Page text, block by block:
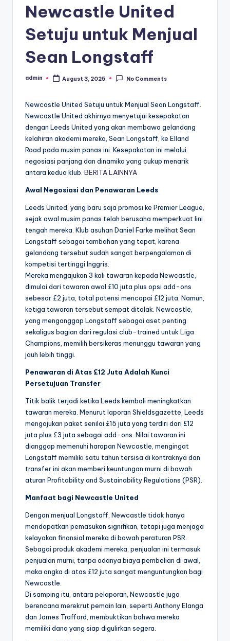
Newcastle United
Setuju untuk Menjual
Sean Longstaff
Posted
admin August 3, 2025 No Comments
Newcastle United Setuju untuk Menjual Sean Longstaff.
Newcastle United akhirnya menyetujui kesepakatan
dengan Leeds United yang akan membawa gelandang
kelahiran akademi mereka, Sean Longstaff, ke Elland
Road pada musim panas ini. Kesepakatan ini melalui
negosiasi panjang dan dinamika yang cukup menarik
antara kedua klub. BERITA LAINNYA
Awal Negosiasi dan Penawaran Leeds
Leeds United, yang baru saja promosi ke Premier League,
sejak awal musim panas telah berusaha memperkuat lini
tengah mereka. Klub asuhan Daniel Farke melihat Sean
Longstaff sebagai tambahan yang tepat, karena
gelandang tersebut sudah sangat berpengalaman di
kompetisi tertinggi Inggris.
Mereka mengajukan 3 kali tawaran kepada Newcastle,
dimulai dari tawaran awal £10 juta plus opsi add-ons
sebesar £2 juta, total potensi mencapai £12 juta. Namun,
ketiga tawaran tersebut sempat ditolak. Newcastle,
yang menganggap Longstaff sebagai aset penting
sekaligus bagian dari regulasi club-trained untuk Liga
Champions, memilih bersikeras menunggu tawaran yang
jauh lebih tinggi.
Penawaran di Atas £12 Juta Adalah Kunci
Persetujuan Transfer
Titik balik terjadi ketika Leeds kembali meningkatkan
tawaran mereka. Menurut laporan Shieldsgazette, Leeds
mengajukan paket senilai £15 juta yang terdiri dari £12
juta plus £3 juta sebagai add-ons. Nilai tawaran ini
dianggap memenuhi harapan Newcastle, mengingat
Longstaff memiliki satu tahun tersisa di kontraknya dan
transfer ini akan memberi keuntungan murni di bawah
aturan Profitability and Sustainability Regulations (PSR).
Manfaat bagi Newcastle United
Dengan menjual Longstaff, Newcastle tidak hanya
mendapatkan pemasukan signifikan, tetapi juga menjaga
kelayakan finansial mereka di bawah peraturan PSR.
Sebagai produk akademi mereka, penjualan ini termasuk
penjualan murni, tanpa adanya biaya pembelian di awal,
maka angka di atas £12 juta sangat menguntungkan bagi
Newcastle.
Di samping itu, antara pelaporan, Newcastle juga
berencana merekrut pemain lain, seperti Anthony Elanga
dan James Trafford, membuktikan bahwa mereka
memiliki dana yang siap digulirkan segera.